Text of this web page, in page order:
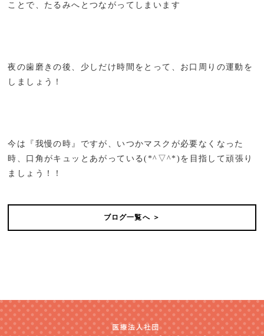
ことで、たるみへとつながってしまいます
夜の歯磨きの後、少しだけ時間をとって、お口周りの運動を
しましょう！
今は『我慢の時』ですが、いつかマスクが必要なくなった
時、口角がキュッとあがっている(*^▽^*)を目指して頑張り
ましょう！！
ブログ一覧へ ＞